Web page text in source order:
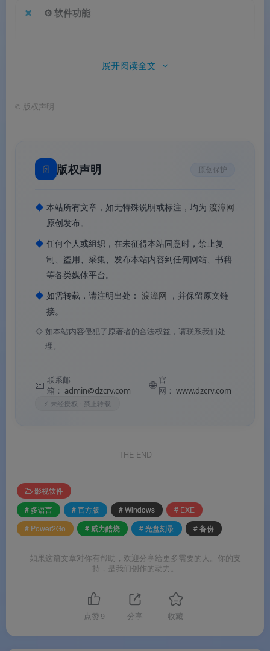
⚙️ 软件功能
吃，桌面拖拽小工具一步到位，也能烧混合光盘、
🎞️
🔄 智能影音转档
：Smart Detect 自动识别 200+ 机
应，H.265/HEIC 在 Platinum 版支持
盘/光盘，数据刻录可选 256 位 AES 军事级加密
💿ISO 镜像全套操作
内容、从光盘抓 ISO、模拟刻录，运维常用
软件特色
✨ 软件特色
DirectorZone 5000+ 免费菜单
🔐256 位军事级加密：刻到光盘或 U 盘的重要数
据加密码锁，冷备不怕丢
画质优化，输出比原片还干净
设备取档，光盘之外多一层
展开阅读全文
© 版权声明
📄 版权声明 原创保护
◆ 本站所有文章，如无特殊说明或标注，均为 渡漳网
原创发布。
◆ 任何个人或组织，在未征得本站同意时，禁止复
制、盗用、采集、发布本站内容到任何网站、书籍
等各类媒体平台。
◆ 如需转载，请注明出处： 渡漳网 ，并保留原文链
接。
◇ 如本站内容侵犯了原著者的合法权益，请联系我们处
理。
📧 联系邮
箱： admin@dzcrv.com 🌐官
网：www.dzcrv.com
⚡ 未经授权 · 禁止转载
THE END
影视软件
# 多语言
# 官方版 # Windows
# EXE
# Power2Go
# 威力酷烧 # 光盘刻录 # 备份
如果这篇文章对你有帮助，欢迎分享给更多需要的人。你的支
持，是我们创作的动力。
点赞 9 分享 收藏